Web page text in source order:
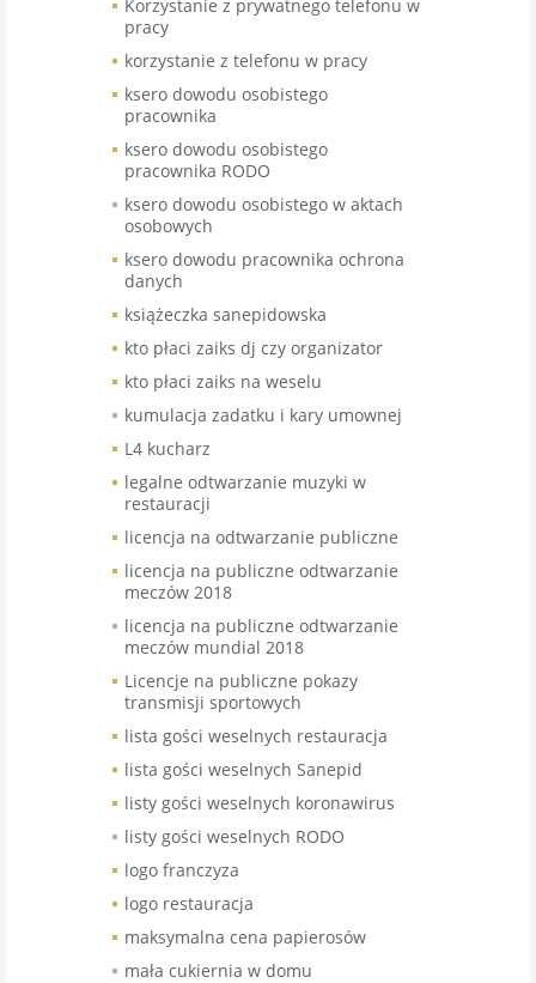
Korzystanie z prywatnego telefonu w
pracy
korzystanie z telefonu w pracy
ksero dowodu osobistego
pracownika
ksero dowodu osobistego
pracownika RODO
ksero dowodu osobistego w aktach
osobowych
ksero dowodu pracownika ochrona
danych
książeczka sanepidowska
kto płaci zaiks dj czy organizator
kto płaci zaiks na weselu
kumulacja zadatku i kary umownej
L4 kucharz
legalne odtwarzanie muzyki w
restauracji
licencja na odtwarzanie publiczne
licencja na publiczne odtwarzanie
meczów 2018
licencja na publiczne odtwarzanie
meczów mundial 2018
Licencje na publiczne pokazy
transmisji sportowych
lista gości weselnych restauracja
lista gości weselnych Sanepid
listy gości weselnych koronawirus
listy gości weselnych RODO
logo franczyza
logo restauracja
maksymalna cena papierosów
mała cukiernia w domu